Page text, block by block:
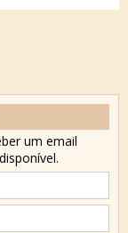
um email